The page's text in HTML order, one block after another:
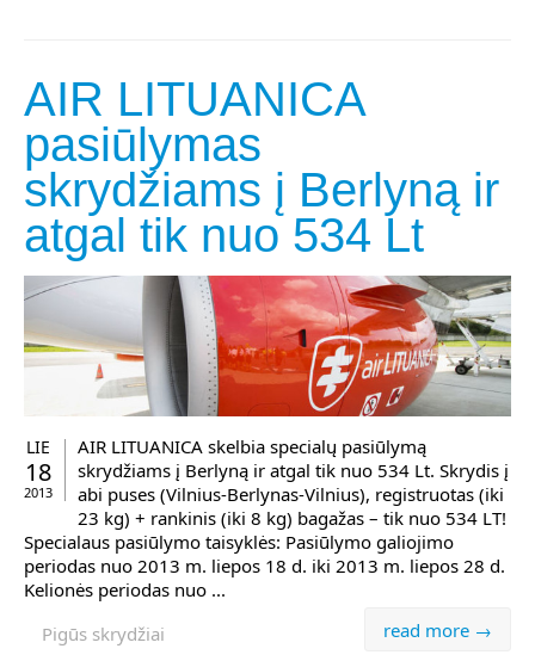
AIR LITUANICA
pasiūlymas
skrydžiams į Berlyną ir
atgal tik nuo 534 Lt
LIE
18
2013
AIR LITUANICA skelbia specialų pasiūlymą
skrydžiams į Berlyną ir atgal tik nuo 534 Lt. Skrydis į
abi puses (Vilnius-Berlynas-Vilnius), registruotas (iki
23 kg) + rankinis (iki 8 kg) bagažas – tik nuo 534 LT!
Specialaus pasiūlymo taisyklės: Pasiūlymo galiojimo
periodas nuo 2013 m. liepos 18 d. iki 2013 m. liepos 28 d.
Kelionės periodas nuo ...
read more →
Pigūs skrydžiai